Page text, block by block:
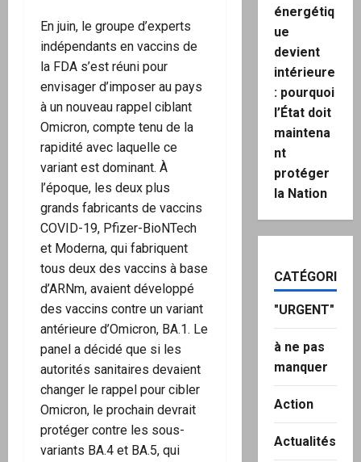
En juin, le groupe d’experts
indépendants en vaccins de
la FDA s’est réuni pour
envisager d’imposer au pays
à un nouveau rappel ciblant
Omicron, compte tenu de la
rapidité avec laquelle ce
variant est dominant. À
l’époque, les deux plus
grands fabricants de vaccins
COVID-19, Pfizer-BioNTech
et Moderna, qui fabriquent
tous deux des vaccins à base
d’ARNm, avaient développé
des vaccins contre un variant
antérieure d’Omicron, BA.1. Le
panel a décidé que si les
autorités sanitaires devaient
changer le rappel pour cibler
Omicron, le prochain devrait
protéger contre les sous-
variants BA.4 et BA.5, qui
énergétiq
ue
devient
intérieure
: pourquoi
l’État doit
maintena
nt
protéger
la Nation
CATÉGORIES
"URGENT"
à ne pas
manquer
Action
Actualités